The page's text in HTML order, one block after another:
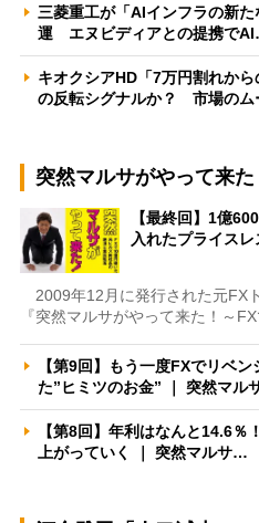
三菱重工が「AIインフラの新
運 エヌビディアとの提携で
キオクシアHD「7万円割れか
の反転シグナルか？ 市場の
突然マルサがやって来た
【最終回】1億
入れたプライス
2009年12月に発行された元FX
『突然マルサがやって来た！～
【第9回】もう一度FXでリベ
た”ヒミツのお金” ｜ 突然マル
【第8回】年利はなんと14.6
上がっていく ｜ 突然マルサ…